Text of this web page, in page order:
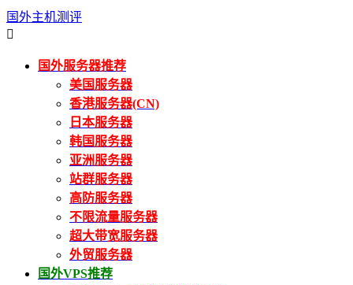
国外主机测评

国外服务器推荐
美国服务器
香港服务器(CN)
日本服务器
韩国服务器
亚洲服务器
站群服务器
高防服务器
不限流量服务器
超大带宽服务器
外贸服务器
国外VPS推荐